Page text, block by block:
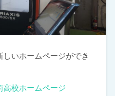
いホームページができ
高校ホームページ